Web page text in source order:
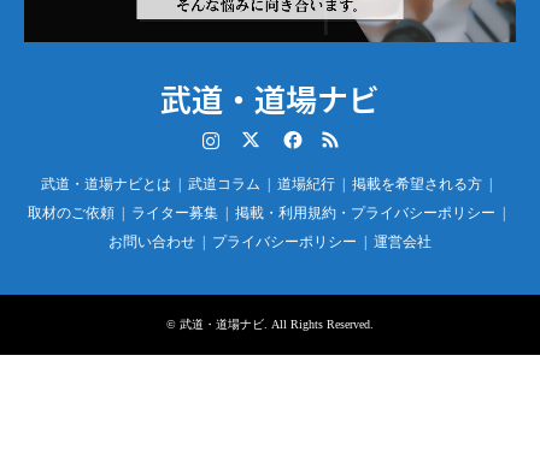
武道・道場ナビ
RSS
武道・道場ナビとは 武道コラム 道場紀行
掲載を希望される方
取材のご依頼
ライター募集
掲載・利用規約・プライバシーポリシー
お問い合わせ
プライバシーポリシー 運営会社
© 武道・道場ナビ. All Rights Reserved.